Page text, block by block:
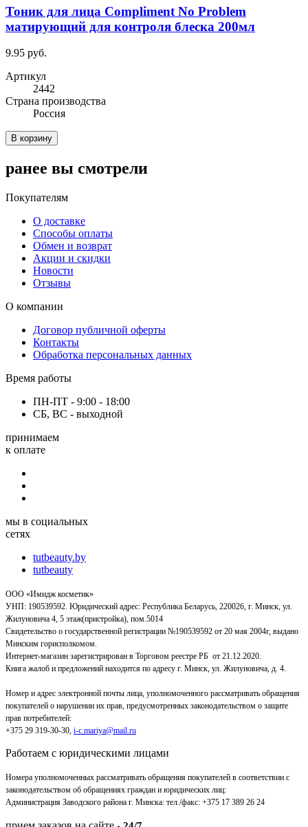
Тоник для лица Compliment No Problem
матирующий для контроля блеска 200мл
9.95 руб.
Артикул
2442
Cтрана производства
Россия
В корзину
ранее вы смотрели
Покупателям
О доставке
Способы оплаты
Обмен и возврат
Акции и скидки
Новости
Отзывы
О компании
Договор публичной оферты
Контакты
Обработка персональных данных
Время работы
ПН-ПТ - 9:00 - 18:00
СБ, ВС - выходной
принимаем
к оплате
мы в социальных
сетях
tutbeauty.by
tutbeauty
ООО «Имидж косметик»
УНП: 190539592. Юридический адрес: Республика Беларусь, 220026, г. Минск, ул.
Жилуновича 4, 5 этаж(пристройка), пом.5014
Свидетельство о государственной регистрации №190539592 от 20 мая 2004г, выдано
Минским горисполкомом.
Интернет-магазин зарегистрирован в Торговом реестре РБ от 21.12.2020.
Книга жалоб и предложений находится по адресу г. Минск, ул. Жилуновича, д. 4.
Номер и адрес электронной почты лица, уполномоченного рассматривать обращения
покупателей о нарушении их прав, предусмотренных законодательством о защите
прав потребителей:
+375 29 319-30-30, i-c.mariya@mail.ru
Работаем с юридическими лицами
Номера уполномоченных рассматривать обращения покупателей в соответствии с
законодательством об обращениях граждан и юридических лиц:
Администрация Заводского района г. Минска: тел./факс: +375 17 389 26 24